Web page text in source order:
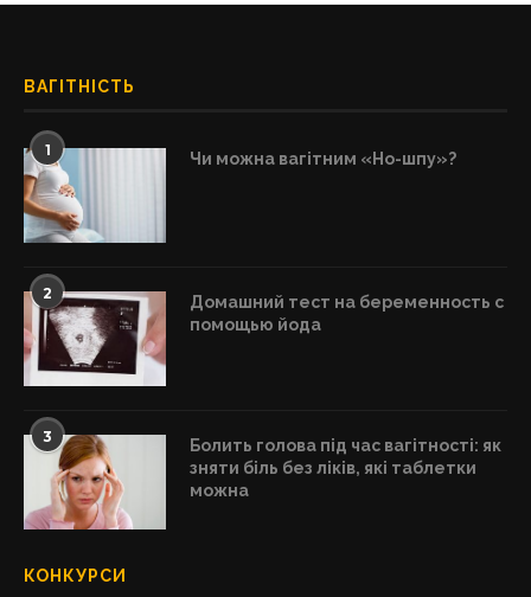
ВАГІТНІСТЬ
1 Чи можна вагітним «Но-шпу»?
2
Домашний тест на беременность с
помощью йода
3
Болить голова під час вагітності: як
зняти біль без ліків, які таблетки
можна
КОНКУРСИ